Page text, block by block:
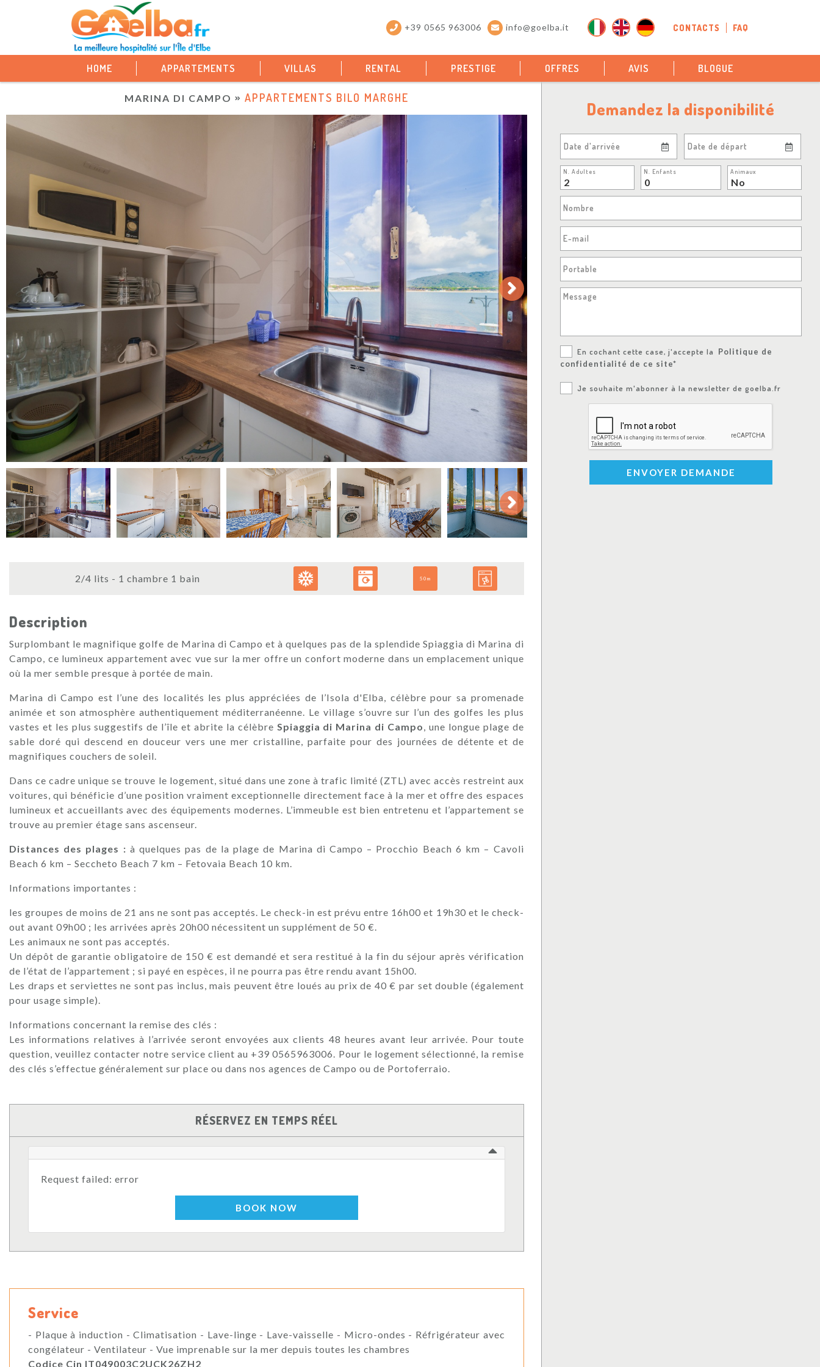
+39 0565 963006 info@goelba.it CONTACTS FAQ
HOME APPARTEMENTS VILLAS RENTAL PRESTIGE OFFRES AVIS BLOGUE
MARINA DI CAMPO APPARTEMENTS BILO MARGHE
Next
Next
2/4 lits - 1 chambre 1 bain 50m
Description
Surplombant le magnifique golfe de Marina di Campo et à quelques pas de la splendide Spiaggia di Marina di
Campo, ce lumineux appartement avec vue sur la mer offre un confort moderne dans un emplacement unique
où la mer semble presque à portée de main.
Marina di Campo est l’une des localités les plus appréciées de l’Isola d'Elba, célèbre pour sa promenade
animée et son atmosphère authentiquement méditerranéenne. Le village s’ouvre sur l’un des golfes les plus
vastes et les plus suggestifs de l’île et abrite la célèbre Spiaggia di Marina di Campo, une longue plage de
sable doré qui descend en douceur vers une mer cristalline, parfaite pour des journées de détente et de
magnifiques couchers de soleil.
Dans ce cadre unique se trouve le logement, situé dans une zone à trafic limité (ZTL) avec accès restreint aux
voitures, qui bénéficie d’une position vraiment exceptionnelle directement face à la mer et offre des espaces
lumineux et accueillants avec des équipements modernes. L’immeuble est bien entretenu et l’appartement se
trouve au premier étage sans ascenseur.
Distances des plages : à quelques pas de la plage de Marina di Campo – Procchio Beach 6 km – Cavoli
Beach 6 km – Seccheto Beach 7 km – Fetovaia Beach 10 km.
Informations importantes :
les groupes de moins de 21 ans ne sont pas acceptés. Le check-in est prévu entre 16h00 et 19h30 et le check-
out avant 09h00 ; les arrivées après 20h00 nécessitent un supplément de 50 €.
Les animaux ne sont pas acceptés.
Un dépôt de garantie obligatoire de 150 € est demandé et sera restitué à la fin du séjour après vérification
de l’état de l’appartement ; si payé en espèces, il ne pourra pas être rendu avant 15h00.
Les draps et serviettes ne sont pas inclus, mais peuvent être loués au prix de 40 € par set double (également
pour usage simple).
Informations concernant la remise des clés :
Les informations relatives à l’arrivée seront envoyées aux clients 48 heures avant leur arrivée. Pour toute
question, veuillez contacter notre service client au +39 0565963006. Pour le logement sélectionné, la remise
des clés s’effectue généralement sur place ou dans nos agences de Campo ou de Portoferraio.
RÉSERVEZ EN TEMPS RÉEL
Request failed: error
BOOK NOW
Service
- Plaque à induction - Climatisation - Lave-linge - Lave-vaisselle - Micro-ondes - Réfrigérateur avec
congélateur - Ventilateur - Vue imprenable sur la mer depuis toutes les chambres
Codice Cin IT049003C2UCK26ZH2
Demandez la disponibilité
Date d'arrivée Date de départ
N. Adultes N. Enfants Animaux
Nombre
E-mail
Portable
Message
En cochant cette case, j'accepte la
Politique de
confidentialité de ce site*
Je souhaite m'abonner à la newsletter de goelba.fr
ENVOYER DEMANDE